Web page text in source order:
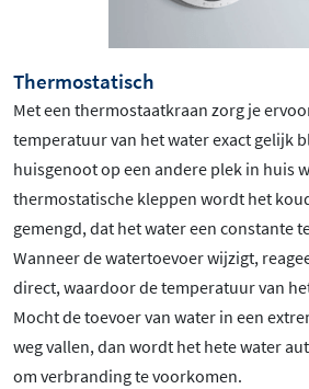
Thermostatisch
Met een thermostaatkraan zorg je
temperatuur van het water exact gelijk
huisgenoot op een andere plek in huis
thermostatische kleppen wordt het
gemengd, dat het water een constante
Wanneer de watertoevoer wijzigt,
direct, waardoor de temperatuur van
Mocht de toevoer van water in een
weg vallen, dan wordt het hete water
om verbranding te voorkomen.